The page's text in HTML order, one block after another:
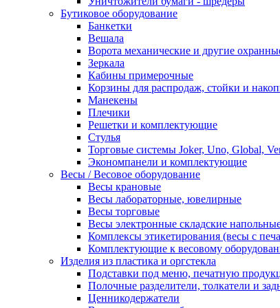
Бутиковое оборудование
Банкетки
Вешала
Ворота механические и другие
Зеркала
Кабины примерочные
Корзины для распродаж, стойки и
Манекены
Плечики
Решетки и комплектующие
Стулья
Торговые системы Joker, Uno, Global,
Экономпанели и комплектующие
Весы / Весовое оборудование
Весы крановые
Весы лабораторные, ювелирные
Весы торговые
Весы электронные складские
Комплексы этикетирования (весы с
Комплектующие к весовому
Изделия из пластика и оргстекла
Подставки под меню, печатную
Полочные разделители, толкатели и
Ценникодержатели